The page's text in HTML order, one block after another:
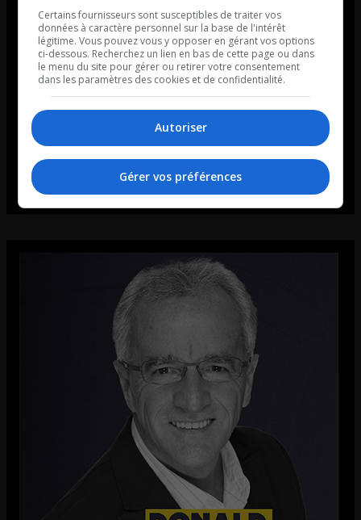
Certains fournisseurs sont susceptibles de traiter vos
données à caractère personnel sur la base de l'intérêt
légitime. Vous pouvez vous y opposer en gérant vos options
ci-dessous. Recherchez un lien en bas de cette page ou dans
le menu du site pour gérer ou retirer votre consentement
dans les paramètres des cookies et de confidentialité.
Autoriser
Gérer vos préférences